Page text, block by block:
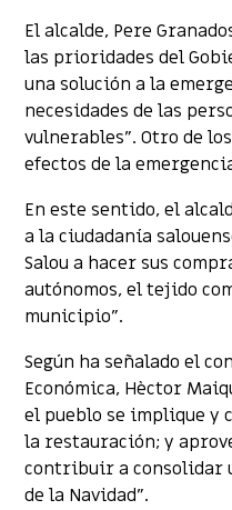
El alcalde, Pere
las prioridades del
una solución a la
necesidades de las
vulnerables”. Otro de
efectos de la
En este sentido, el
a la ciudadanía
Salou a hacer sus
autónomos, el tejido
municipio”.
Según ha señalado el
Económica, Hèctor
el pueblo se implique y
la restauración; y
contribuir a consolidar
de la Navidad”.